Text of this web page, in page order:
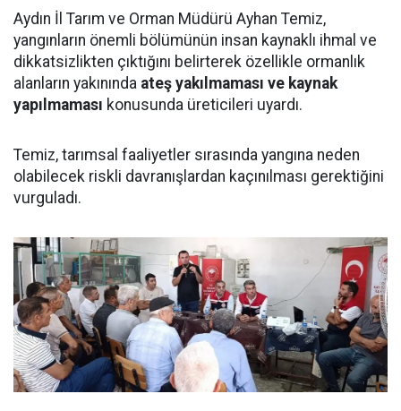
Aydın İl Tarım ve Orman Müdürü Ayhan Temiz,
yangınların önemli bölümünün insan kaynaklı ihmal ve
dikkatsizlikten çıktığını belirterek özellikle ormanlık
alanların yakınında ateş yakılmaması ve kaynak
yapılmaması konusunda üreticileri uyardı.
Temiz, tarımsal faaliyetler sırasında yangına neden
olabilecek riskli davranışlardan kaçınılması gerektiğini
vurguladı.